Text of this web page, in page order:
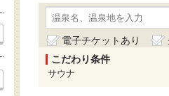
電子チケットあり
こだわり条件
サウナ